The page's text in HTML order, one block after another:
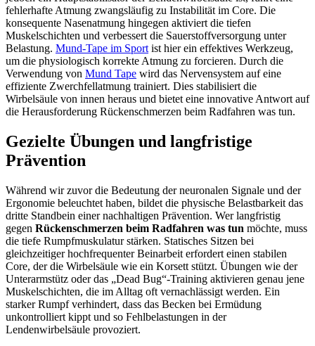
fehlerhafte Atmung zwangsläufig zu Instabilität im Core. Die
konsequente Nasenatmung hingegen aktiviert die tiefen
Muskelschichten und verbessert die Sauerstoffversorgung unter
Belastung. Mund-Tape im Sport ist hier ein effektives Werkzeug,
um die physiologisch korrekte Atmung zu forcieren. Durch die
Verwendung von Mund Tape wird das Nervensystem auf eine
effiziente Zwerchfellatmung trainiert. Dies stabilisiert die
Wirbelsäule von innen heraus und bietet eine innovative Antwort auf
die Herausforderung Rückenschmerzen beim Radfahren was tun.
Gezielte Übungen und langfristige
Prävention
Während wir zuvor die Bedeutung der neuronalen Signale und der
Ergonomie beleuchtet haben, bildet die physische Belastbarkeit das
dritte Standbein einer nachhaltigen Prävention. Wer langfristig
gegen Rückenschmerzen beim Radfahren was tun möchte, muss
die tiefe Rumpfmuskulatur stärken. Statisches Sitzen bei
gleichzeitiger hochfrequenter Beinarbeit erfordert einen stabilen
Core, der die Wirbelsäule wie ein Korsett stützt. Übungen wie der
Unterarmstütz oder das „Dead Bug“-Training aktivieren genau jene
Muskelschichten, die im Alltag oft vernachlässigt werden. Ein
starker Rumpf verhindert, dass das Becken bei Ermüdung
unkontrolliert kippt und so Fehlbelastungen in der
Lendenwirbelsäule provoziert.